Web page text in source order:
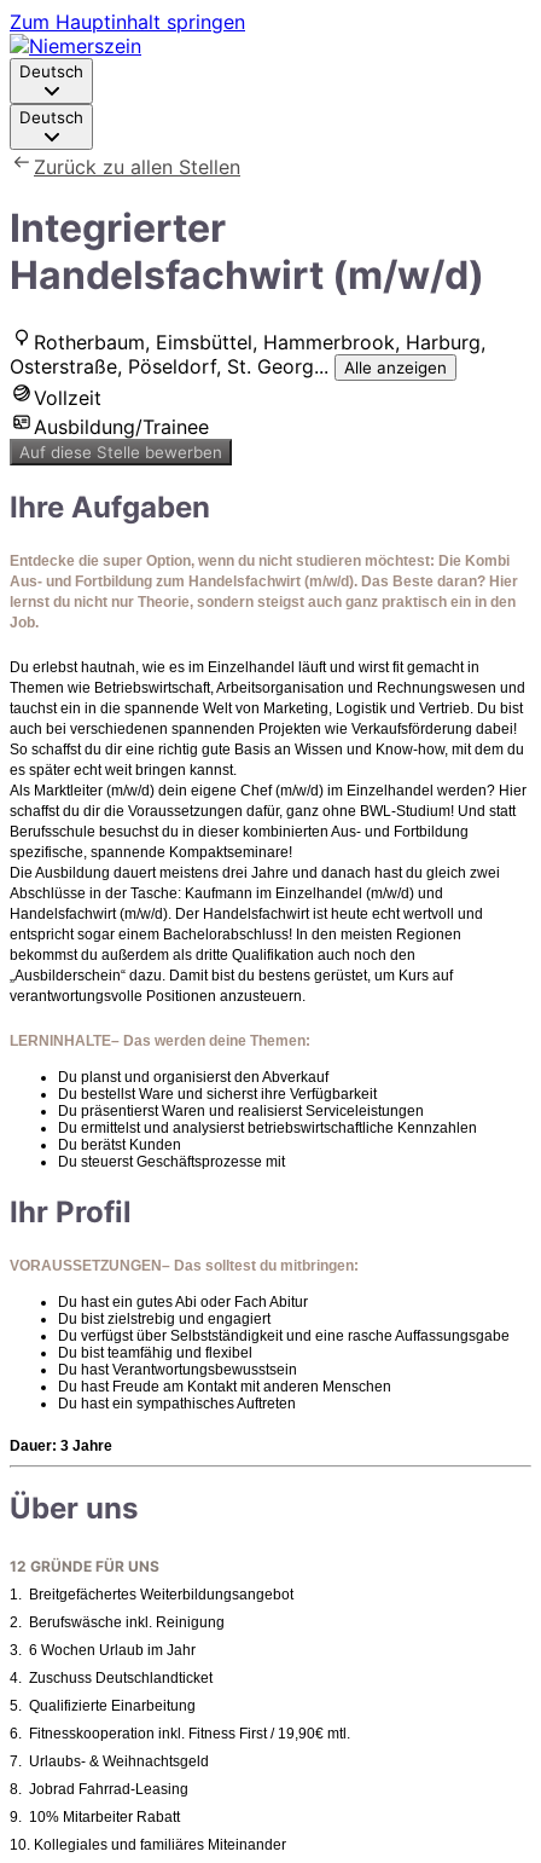
Zum Hauptinhalt springen
Deutsch
Deutsch
Zurück zu allen Stellen
Integrierter
Handelsfachwirt (m/w/d)
Rotherbaum, Eimsbüttel, Hammerbrook, Harburg,
Osterstraße, Pöseldorf, St. Georg... Alle anzeigen
Vollzeit
Ausbildung/Trainee
Auf diese Stelle bewerben
Ihre Aufgaben
Entdecke die super Option, wenn du nicht studieren möchtest: Die Kombi
Aus- und Fortbildung zum Handelsfachwirt (m/w/d). Das Beste daran? Hier
lernst du nicht nur Theorie, sondern steigst auch ganz praktisch ein in den
Job.
Du erlebst hautnah, wie es im Einzelhandel läuft und wirst fit gemacht in
Themen wie Betriebswirtschaft, Arbeitsorganisation und Rechnungswesen und
tauchst ein in die spannende Welt von Marketing, Logistik und Vertrieb. Du bist
auch bei verschiedenen spannenden Projekten wie Verkaufsförderung dabei!
So schaffst du dir eine richtig gute Basis an Wissen und Know-how, mit dem du
es später echt weit bringen kannst.
Als Marktleiter (m/w/d) dein eigene Chef (m/w/d) im Einzelhandel werden? Hier
schaffst du dir die Voraussetzungen dafür, ganz ohne BWL-Studium! Und statt
Berufsschule besuchst du in dieser kombinierten Aus- und Fortbildung
spezifische, spannende Kompaktseminare!
Die Ausbildung dauert meistens drei Jahre und danach hast du gleich zwei
Abschlüsse in der Tasche: Kaufmann im Einzelhandel (m/w/d) und
Handelsfachwirt (m/w/d). Der Handelsfachwirt ist heute echt wertvoll und
entspricht sogar einem Bachelorabschluss! In den meisten Regionen
bekommst du außerdem als dritte Qualifikation auch noch den
„Ausbilderschein“ dazu. Damit bist du bestens gerüstet, um Kurs auf
verantwortungsvolle Positionen anzusteuern.
LERNINHALTE– Das werden deine Themen:
Du planst und organisierst den Abverkauf
Du bestellst Ware und sicherst ihre Verfügbarkeit
Du präsentierst Waren und realisierst Serviceleistungen
Du ermittelst und analysierst betriebswirtschaftliche Kennzahlen
Du berätst Kunden
Du steuerst Geschäftsprozesse mit
Ihr Profil
VORAUSSETZUNGEN– Das solltest du mitbringen:
Du hast ein gutes Abi oder Fach Abitur
Du bist zielstrebig und engagiert
Du verfügst über Selbstständigkeit und eine rasche Auffassungsgabe
Du bist teamfähig und flexibel
Du hast Verantwortungsbewusstsein
Du hast Freude am Kontakt mit anderen Menschen
Du hast ein sympathisches Auftreten
Dauer: 3 Jahre
Über uns
12 GRÜNDE FÜR UNS
1. Breitgefächertes Weiterbildungsangebot
2. Berufswäsche inkl. Reinigung
3. 6 Wochen Urlaub im Jahr
4. Zuschuss Deutschlandticket
5. Qualifizierte Einarbeitung
6. Fitnesskooperation inkl. Fitness First / 19,90€ mtl.
7. Urlaubs- & Weihnachtsgeld
8. Jobrad Fahrrad-Leasing
9. 10% Mitarbeiter Rabatt
10. Kollegiales und familiäres Miteinander